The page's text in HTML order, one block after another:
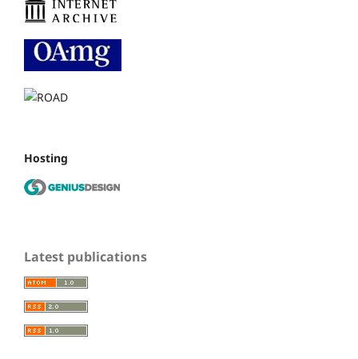
Hosting
Latest publications